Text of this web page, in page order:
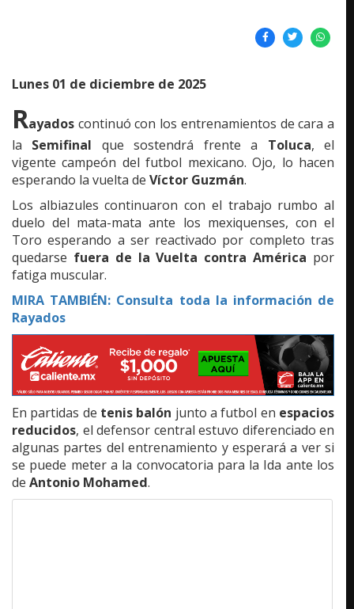
Lunes 01 de diciembre de 2025
Rayados continuó con los entrenamientos de cara a
la Semifinal que sostendrá frente a Toluca, el
vigente campeón del futbol mexicano. Ojo, lo hacen
esperando la vuelta de Víctor Guzmán.
Los albiazules continuaron con el trabajo rumbo al
duelo del mata-mata ante los mexiquenses, con el
Toro esperando a ser reactivado por completo tras
quedarse fuera de la Vuelta contra América por
fatiga muscular.
MIRA TAMBIÉN: Consulta toda la información de
Rayados
En partidas de tenis balón junto a futbol en espacios
reducidos, el defensor central estuvo diferenciado en
algunas partes del entrenamiento y esperará a ver si
se puede meter a la convocatoria para la Ida ante los
de Antonio Mohamed.